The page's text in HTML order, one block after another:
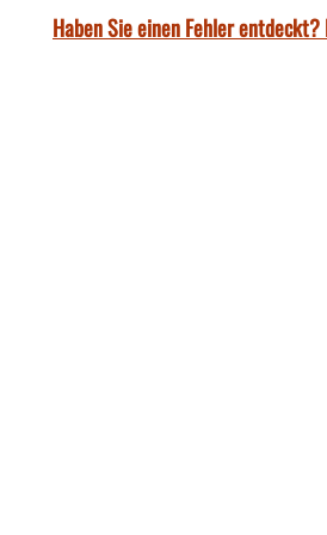
Haben Sie einen Fehler